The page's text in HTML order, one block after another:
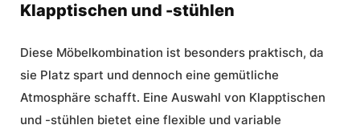
Klapptischen und -stühlen
Diese Möbelkombination ist besonders praktisch, da
sie Platz spart und dennoch eine gemütliche
Atmosphäre schafft. Eine Auswahl von Klapptischen
und -stühlen bietet eine flexible und variable